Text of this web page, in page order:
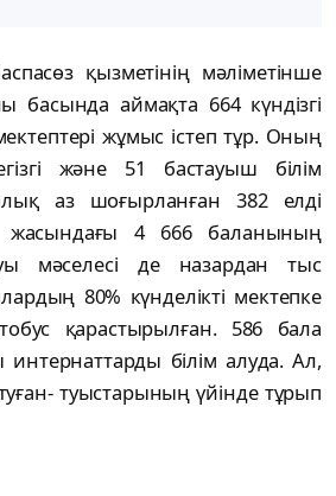
қызметінің мәліметінше
басында аймақта 664 күндізгі
жұмыс істеп тұр. Оның
және 51 бастауыш білім
аз шоғырланған 382 елді
жасындағы 4 666 баланының
мәселесі де назардан тыс
80% күнделікті мектепке
қарастырылған. 586 бала
білім алуда. Ал,
туыстарының үйінде тұрып